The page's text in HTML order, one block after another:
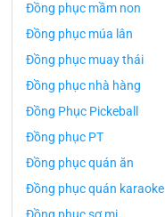
Đồng phục mầm non
Đồng phục múa lân
Đồng phục muay thái
Đồng phục nhà hàng
Đồng Phục Pickeball
Đồng phục PT
Đồng phục quán ăn
Đồng phục quán karaoke